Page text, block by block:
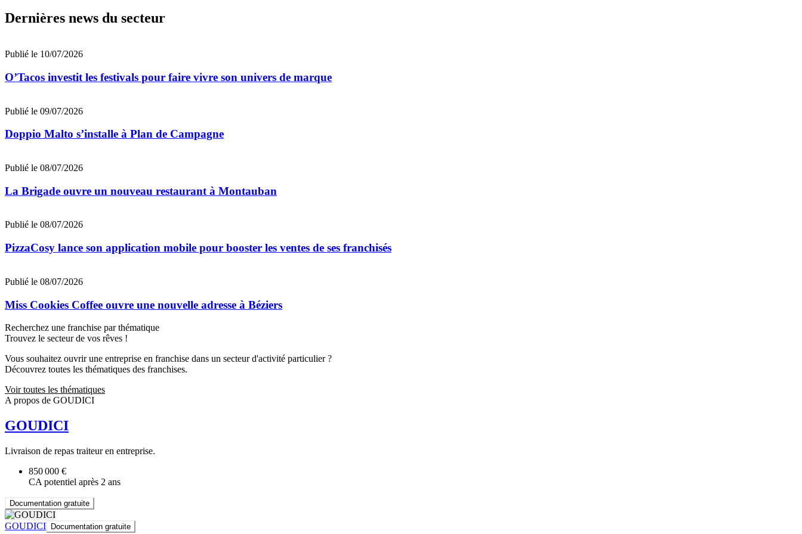
Dernières news du secteur
Publié le 10/07/2026
O’Tacos investit les festivals pour faire vivre son univers de marque
Publié le 09/07/2026
Doppio Malto s’installe à Plan de Campagne
Publié le 08/07/2026
La Brigade ouvre un nouveau restaurant à Montauban
Publié le 08/07/2026
PizzaCosy lance son application mobile pour booster les ventes de ses franchisés
Publié le 08/07/2026
Miss Cookies Coffee ouvre une nouvelle adresse à Béziers
Recherchez une franchise par thématique
Trouvez le secteur de vos rêves !
Vous souhaitez ouvrir une entreprise en franchise dans un secteur d'activité particulier ?
Découvrez toutes les thématiques des franchises.
Voir toutes les thématiques
A propos de GOUDICI
GOUDICI
Livraison de repas traiteur en entreprise.
850 000 €
CA potentiel après 2 ans
Documentation gratuite
GOUDICI Documentation gratuite